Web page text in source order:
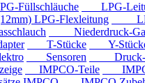
Füllschläuche LPG-
LPG-Flexleitung
Niederdruck-
T-Stücke Y-
Sensoren Druck-
IMPCO-Teile